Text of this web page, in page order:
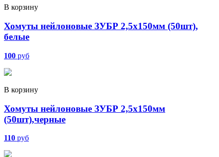
В корзину
Хомуты нейлоновые ЗУБР 2,5х150мм (50шт),
белые
100 руб
В корзину
Хомуты нейлоновые ЗУБР 2,5х150мм
(50шт),черные
110 руб